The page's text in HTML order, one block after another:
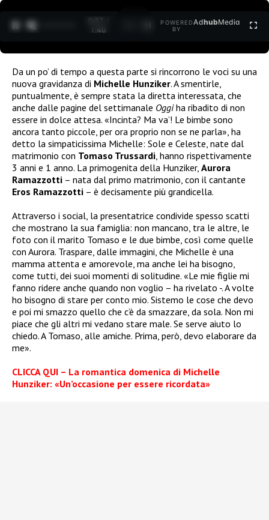
0:27 /
1:40
POWERED
BY
AdhubMedia
Da un po’ di tempo a questa parte si rincorrono le voci su una
nuova gravidanza di Michelle Hunziker. A smentirle,
puntualmente, è sempre stata la diretta interessata, che
anche dalle pagine del settimanale Oggiha ribadito di non
essere in dolce attesa. «Incinta? Ma va’! Le bimbe sono
ancora tanto piccole, per ora proprio non se ne parla», ha
detto la simpaticissima Michelle: Sole e Celeste, nate dal
matrimonio con Tomaso Trussardi , hanno rispettivamente
3 anni e 1 anno. La primogenita della Hunziker, Aurora
Ramazzotti – nata dal primo matrimonio, con il cantante
Eros Ramazzotti – è decisamente più grandicella.
Attraverso i social, la presentatrice condivide spesso scatti
che mostrano la sua famiglia: non mancano, tra le altre, le
foto con il marito Tomaso e le due bimbe, così come quelle
con Aurora. Traspare, dalle immagini, che Michelle è una
mamma attenta e amorevole, ma anche lei ha bisogno,
come tutti, dei suoi momenti di solitudine. «Le mie figlie mi
fanno ridere anche quando non voglio – ha rivelato -. A volte
ho bisogno di stare per conto mio. Sistemo le cose che devo
e poi mi smazzo quello che c’è da smazzare, da sola. Non mi
piace che gli altri mi vedano stare male. Se serve aiuto lo
chiedo. A Tomaso, alle amiche. Prima, però, devo elaborare da
me».
CLICCA QUI – La romantica domenica di Michelle
Hunziker: «Un’occasione per essere ricordata»